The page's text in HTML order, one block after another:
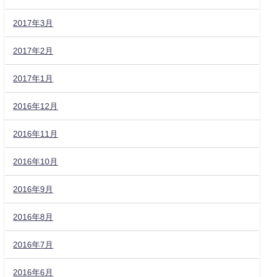
2017年3月
2017年2月
2017年1月
2016年12月
2016年11月
2016年10月
2016年9月
2016年8月
2016年7月
2016年6月